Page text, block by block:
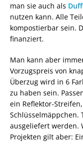
man sie auch als
nutzen kann. Alle
kompostierbar sein.
finanziert.
Man kann aber
Vorzugspreis von
Überzug wird in 6
zu haben sein.
ein Reflektor-
Schlüsselmäppchen.
ausgeliefert werden.
Projekten gilt aber: